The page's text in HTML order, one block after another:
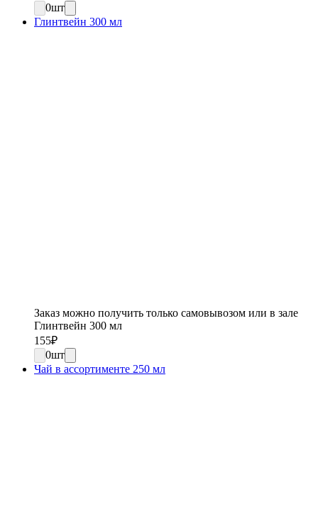
0шт
Глинтвейн 300 мл
Заказ можно получить только самовывозом или в зале
Глинтвейн 300 мл
155₽
0шт
Чай в ассортименте 250 мл